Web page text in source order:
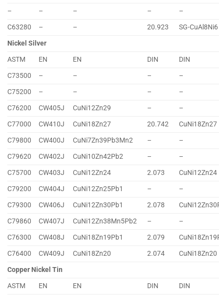
–
– – –
–
C63280
– – 20.923
SG-CuAl8Ni6
Nickel Silver
ASTM
EN EN DIN
DIN
C73500
– – –
–
C75200
– – –
–
C76200
CW405J CuNi12Zn29 –
–
C77000
CW410J CuNi18Zn27 20.742
CuNi18Zn27
C79800
CW400J CuNi7Zn39Pb3Mn2 –
–
C79620
CW402J CuNi10Zn42Pb2 –
–
C75700
CW403J CuNi12Zn24 2.073
CuNi12Zn24
C79200
CW404J CuNi12Zn25Pb1 –
–
C79300
CW406J CuNi12Zn30Pb1 2.078
C79860
CW407J CuNi12Zn38Mn5Pb2 –
–
C76300
CW408J CuNi18Zn19Pb1 2.079
C76400
CW409J CuNi18Zn20 2.074
CuNi18Zn20
Copper Nickel Tin
ASTM
EN EN DIN
DIN